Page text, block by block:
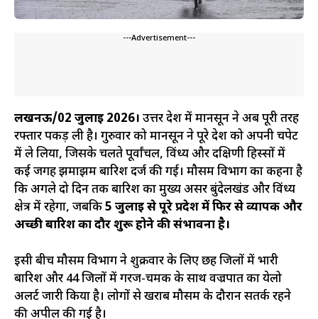
---Advertisement---
लखनऊ/02 जुलाई 2026। उत्तर प्रदेश में मानसून ने अब पूरी तरह
रफ्तार पकड़ ली है। गुरुवार को मानसून ने पूरे प्रदेश को अपनी चपेट
में ले लिया, जिसके चलते पूर्वांचल, विंध्य और दक्षिणी हिस्सों में
कई जगह झमाझम बारिश दर्ज की गई। मौसम विभाग का कहना है
कि अगले दो दिन तक बारिश का मुख्य असर बुंदेलखंड और विंध्य
क्षेत्र में रहेगा, जबकि5 जुलाई से पूरे प्रदेश में फिर से व्यापक और
अच्छी बारिश का दौर शुरू होने की संभावना है।
इसी बीच मौसम विभाग ने शुक्रवार के लिए छह जिलों में भारी
बारिश और 44 जिलों में गरज-चमक के साथ वज्रपात का येलो
अलर्ट जारी किया है। लोगों से खराब मौसम के दौरान सतर्क रहने
की अपील की गई है।